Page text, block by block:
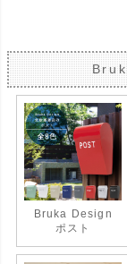
Bruka Design
ポスト